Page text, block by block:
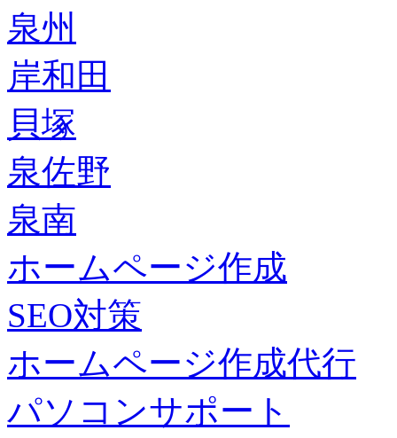
泉州
岸和田
貝塚
泉佐野
泉南
ホームページ作成
SEO対策
ホームページ作成代行
パソコンサポート